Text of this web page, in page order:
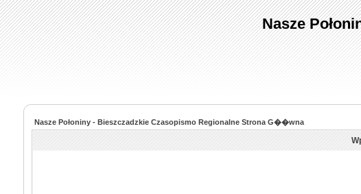
Nasze
Nasze Połoniny - Bieszczadzkie Czasopismo Regionalne Strona G��wna